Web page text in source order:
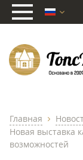
Главная chevron_right
Новая выставка
возможностей